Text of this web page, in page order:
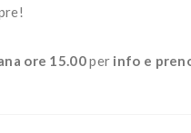
ore 15.00per info e